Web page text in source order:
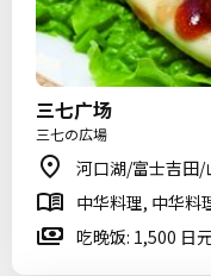
三七广场
三七の広場
河口湖/富士吉田/
中华料理, 中华料
吃晚饭: 1,500 日